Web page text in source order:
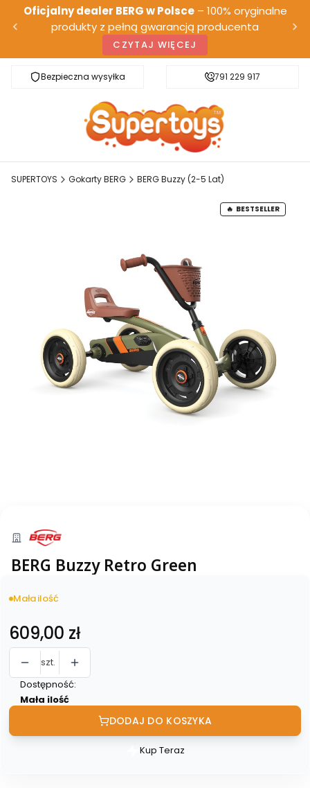
Oficjalny dealer BERG w Polsce– 100% oryginalne
produkty z pełną gwarancją producenta
CZYTAJ WIĘCEJ
Bezpieczna wysyłka Darmowa dostawa od 500 zł
791 229 917
SUPERTOYS Gokarty BERG BERG Buzzy (2-5 Lat)
BESTSELLER
BERG Buzzy Retro Green
Mała ilość
Cena
609,00 zł
szt.
Dostępność:
Mała ilość
DODAJ DO KOSZYKA
Szybki
Kup Teraz